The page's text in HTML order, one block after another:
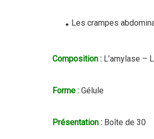
. Les crampes
Composition : L’amylase –
Forme : Gélule
Présentation : Boîte de 30